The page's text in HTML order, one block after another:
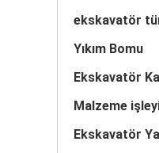
ekskavatör
Yıkım Bomu
Ekskavatör
Malzeme
Ekskavatör